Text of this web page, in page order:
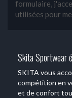
formulaire,
utilisées pour
Skita Sportwear
SKITA vous
compétition en
et de confort